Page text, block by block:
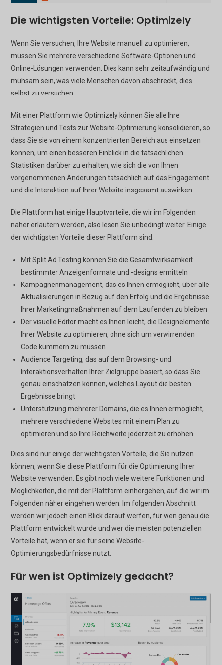
Die wichtigsten Vorteile: Optimizely
Wenn Sie versuchen, Ihre Website manuell zu optimieren,
müssen Sie mehrere verschiedene Software-Optionen und
Online-Lösungen verwenden. Dies kann sehr zeitaufwändig und
mühsam sein, was viele Menschen davon abschreckt, dies
selbst zu versuchen.
Mit einer Plattform wie Optimizely können Sie alle Ihre
Strategien und Tests zur Website-Optimierung konsolidieren, so
dass Sie sie von einem konzentrierten Bereich aus einsetzen
können, um einen besseren Einblick in die tatsächlichen
Statistiken darüber zu erhalten, wie sich die von Ihnen
vorgenommenen Änderungen tatsächlich auf das Engagement
und die Interaktion auf Ihrer Website insgesamt auswirken.
Die Plattform hat einige Hauptvorteile, die wir im Folgenden
näher erläutern werden, also lesen Sie unbedingt weiter. Einige
der wichtigsten Vorteile dieser Plattform sind:
Mit Split Ad Testing können Sie die Gesamtwirksamkeit
bestimmter Anzeigenformate und -designs ermitteln
Kampagnenmanagement, das es Ihnen ermöglicht, über alle
Aktualisierungen in Bezug auf den Erfolg und die Ergebnisse
Ihrer Marketingmaßnahmen auf dem Laufenden zu bleiben
Der visuelle Editor macht es Ihnen leicht, die Designelemente
Ihrer Website zu optimieren, ohne sich um verwirrenden
Code kümmern zu müssen
Audience Targeting, das auf dem Browsing- und
Interaktionsverhalten Ihrer Zielgruppe basiert, so dass Sie
genau einschätzen können, welches Layout die besten
Ergebnisse bringt
Unterstützung mehrerer Domains, die es Ihnen ermöglicht,
mehrere verschiedene Websites mit einem Plan zu
optimieren und so Ihre Reichweite jederzeit zu erhöhen
Dies sind nur einige der wichtigsten Vorteile, die Sie nutzen
können, wenn Sie diese Plattform für die Optimierung Ihrer
Website verwenden. Es gibt noch viele weitere Funktionen und
Möglichkeiten, die mit der Plattform einhergehen, auf die wir im
Folgenden näher eingehen werden. Im folgenden Abschnitt
werden wir jedoch einen Blick darauf werfen, für wen genau die
Plattform entwickelt wurde und wer die meisten potenziellen
Vorteile hat, wenn er sie für seine Website-
Optimierungsbedürfnisse nutzt.
Für wen ist Optimizely gedacht?